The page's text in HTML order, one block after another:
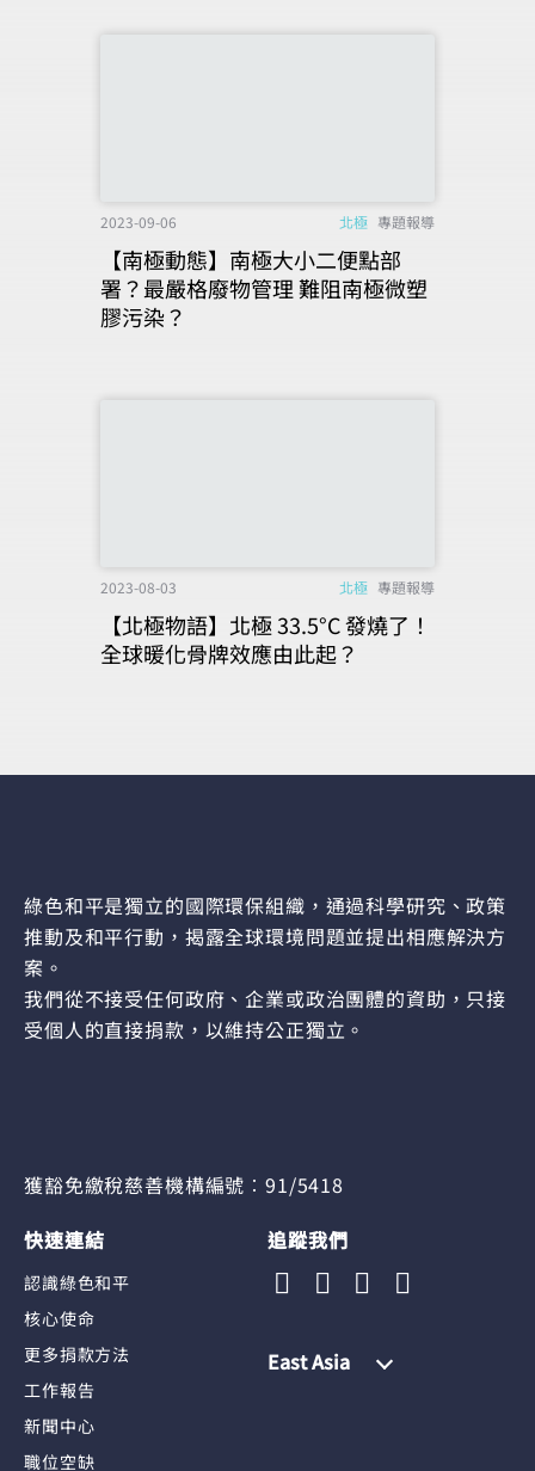
2023-09-06 北極 專題報導
【南極動態】南極大小二便點部
署？最嚴格廢物管理 難阻南極微塑
膠污染？
2023-08-03 北極 專題報導
【北極物語】北極 33.5°C 發燒了！
全球暖化骨牌效應由此起？
綠色和平是獨立的國際環保組織，通過科學研究、政策
推動及和平行動，揭露全球環境問題並提出相應解決方
案。
我們從不接受任何政府、企業或政治團體的資助，只接
受個人的直接捐款，以維持公正獨立。
獲豁免繳稅慈善機構編號︰91/5418
快速連結
認識綠色和平
核心使命
更多捐款方法
工作報告
新聞中心
職位空缺
追蹤我們
East Asia